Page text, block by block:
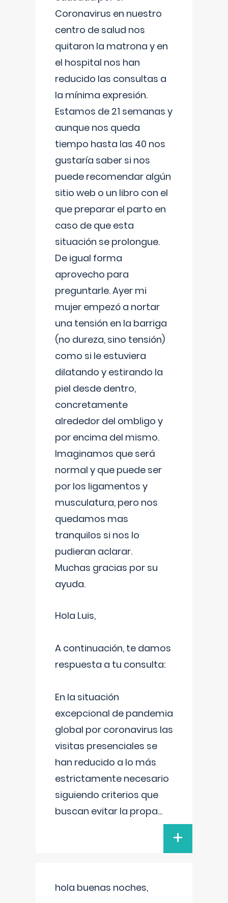
Coronavirus en nuestro
centro de salud nos
quitaron la matrona y en
el hospital nos han
reducido las consultas a
la mínima expresión.
Estamos de 21 semanas y
aunque nos queda
tiempo hasta las 40 nos
gustaría saber si nos
puede recomendar algún
sitio web o un libro con el
que preparar el parto en
caso de que esta
situación se prolongue.
De igual forma
aprovecho para
preguntarle. Ayer mi
mujer empezó a nortar
una tensión en la barriga
(no dureza, sino tensión)
como si le estuviera
dilatando y estirando la
piel desde dentro,
concretamente
alrededor del ombligo y
por encima del mismo.
Imaginamos que será
normal y que puede ser
por los ligamentos y
musculatura, pero nos
quedamos mas
tranquilos si nos lo
pudieran aclarar.
Muchas gracias por su
ayuda.
Hola Luis,
A continuación, te damos
respuesta a tu consulta:
En la situación
excepcional de pandemia
global por coronavirus las
visitas presenciales se
han reducido a lo más
estrictamente necesario
siguiendo criterios que
buscan evitar la propa...
+
hola buenas noches,